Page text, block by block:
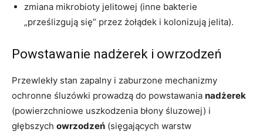
zmiana mikrobioty jelitowej (inne bakterie
„prześlizgują się” przez żołądek i kolonizują jelita).
Powstawanie nadżerek i owrzodzeń
Przewlekły stan zapalny i zaburzone mechanizmy
ochronne śluzówki prowadzą do powstawania nadżerek
(powierzchniowe uszkodzenia błony śluzowej) i
głębszych owrzodzeń (sięgających warstw